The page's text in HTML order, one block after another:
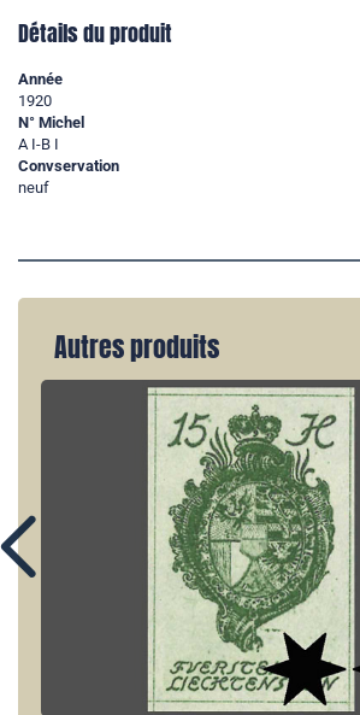
Détails du produit
Année
1920
N° Michel
A I-B I
Convservation
neuf
Autres produits